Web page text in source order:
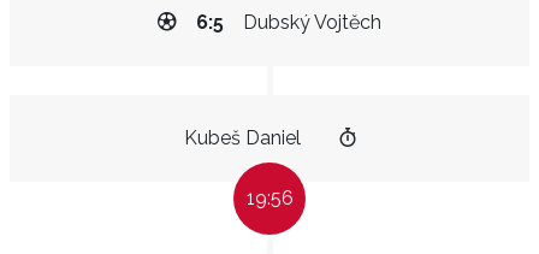
Dubský Vojtěch
6:5
Kubeš Daniel
19:56